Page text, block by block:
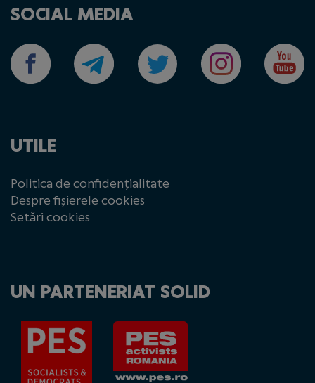
SOCIAL MEDIA
UTILE
Politica de confidențialitate
Despre fișierele cookies
Setări cookies
UN PARTENERIAT SOLID